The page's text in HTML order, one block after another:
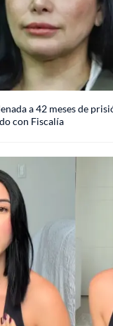
a 42 meses de
con Fiscalía